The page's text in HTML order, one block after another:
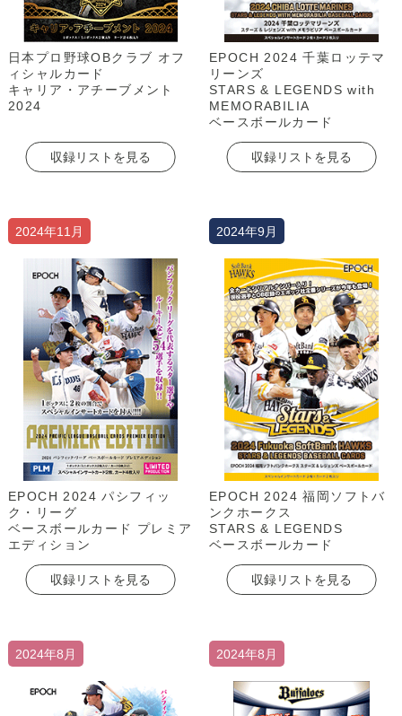
日本プロ野球OBクラブ オフ
ィシャルカード
キャリア・アチーブメント
2024
収録リストを見る
EPOCH 2024 千葉ロッテマ
リーンズ
STARS & LEGENDS with
MEMORABILIA
ベースボールカード
収録リストを見る
2024年11月
EPOCH 2024 パシフィッ
ク・リーグ
ベースボールカード プレミア
エディション
収録リストを見る
2024年9月
EPOCH 2024 福岡ソフトバ
ンクホークス
STARS & LEGENDS
ベースボールカード
収録リストを見る
2024年8月 2024年8月